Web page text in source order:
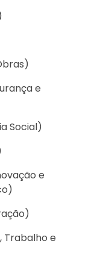
e
Social)
e
Trabalho e